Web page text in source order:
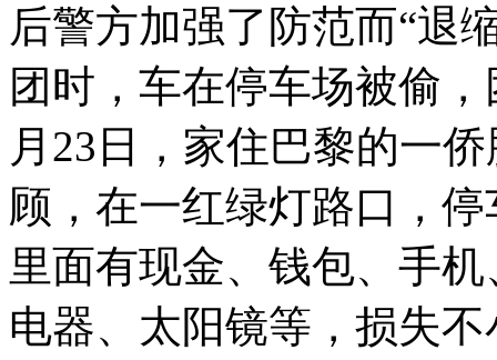
后警方加强了防范而“退
团时，车在停车场被偷
月23日，家住巴黎的一
顾，在一红绿灯路口，
里面有现金、钱包、手
电器、太阳镜等，损失